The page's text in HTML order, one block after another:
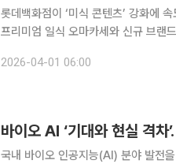
롯데백화점이 ‘미식 콘텐츠’ 강화에
프리미엄 일식 오마카세와 신규 브랜
야를 유통사 최초로 선보였다고 1일
2026-04-01 06:00
바이오 AI ‘기대와 현실 격
국내 바이오 인공지능(AI) 분야 발전